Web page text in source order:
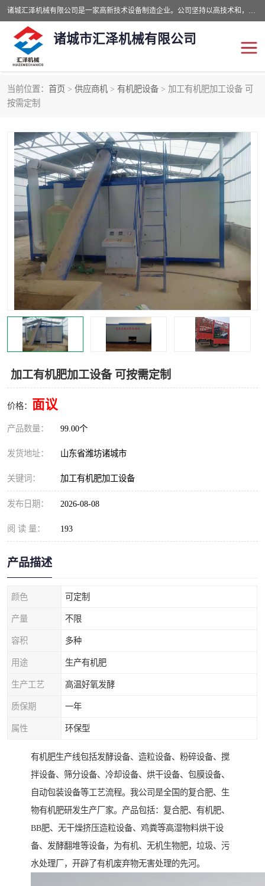
诸城汇泽机械有限公司是一家高新技术设备制造企业。公司坚持以高技术和，高服务于用户，以的环保机械制造设备赢的用户的信赖。现在主要生产死亡畜禽无害化处理和立式和卧式有机肥设备，搅拌机，烘干机，高温发酵机等。污水处理设备，固液分离机。气浮机，化制机等。公司秉承品质，用户至上，科技创新的经营理。
诸城市汇泽机械有限公司
当前位置： 首页 > 供应商机 > 有机肥设备 > 加工有机肥加工设备 可
按需定制
加工有机肥加工设备 可按需定制
价格： 面议
产品数量： 99.00个
发货地址： 山东省潍坊诸城市
关键词： 加工有机肥加工设备
发布日期： 2026-08-08
阅 读 量： 193
产品描述
颜色 可定制
产量 不限
容积 多种
用途 生产有机肥
生产工艺 高温好氧发酵
质保期 一年
属性 环保型
有机肥生产线包括发酵设备、造粒设备、粉碎设备、搅
拌设备、筛分设备、冷却设备、烘干设备、包膜设备、
自动包装设备等工艺流程。我公司是全国的复合肥、生
物有机肥研发生产厂家。产品包括：复合肥、有机肥、
BB肥、无干燥挤压造粒设备、鸡粪等高湿物料烘干设
备、发酵翻堆等设备，为有机、无机生物肥，垃圾、污
水处理厂，开辟了有机废弃物无害处理的先河。
发酵设备
鸡粪发酵机 有机肥设备
纳米膜好氧发酵堆肥机 粪污烘干酶体机
膜式堆肥机 纳米膜发酵
膜式发酵仓 分子膜堆肥仓
分子膜发酵堆肥设备